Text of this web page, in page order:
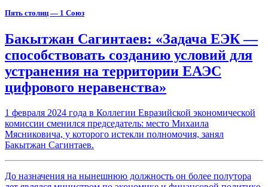
Пять столиц — 1 Союз
Бакытжан Сагинтаев: «Задача ЕЭК —
способствовать созданию условий для
устранения на территории ЕАЭС
цифрового неравенства»
1 февраля 2024 года в Коллегии Евразийской экономической
комиссии сменился председатель: место Михаила
Мясниковича, у которого истекли полномочия, занял
Бакытжан Сагинтаев.
До назначения на нынешнюю должность он более полутора